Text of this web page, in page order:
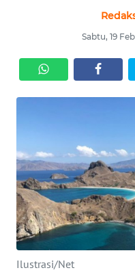
Sabtu, 19
Ilustrasi/Net
SERBA-
SERBI
OPINI
Informasi
INDEKS
BERITA